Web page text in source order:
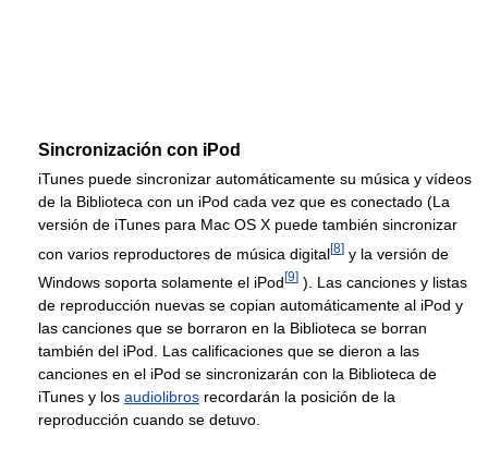
Sincronización con iPod
iTunes puede sincronizar automáticamente su música y vídeos
de la Biblioteca con un iPod cada vez que es conectado (La
versión de iTunes para Mac OS X puede también sincronizar
con varios reproductores de música digital[8] y la versión de
Windows soporta solamente el iPod [9] ). Las canciones y listas
de reproducción nuevas se copian automáticamente al iPod y
las canciones que se borraron en la Biblioteca se borran
también del iPod. Las calificaciones que se dieron a las
canciones en el iPod se sincronizarán con la Biblioteca de
iTunes y los audiolibros recordarán la posición de la
reproducción cuando se detuvo.